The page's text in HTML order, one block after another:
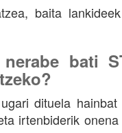
baita
bati
dituela
irtenbiderik